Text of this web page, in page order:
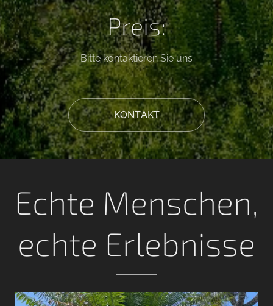
Preis:
Bitte kontaktieren Sie uns
KONTAKT
Echte Menschen,
echte Erlebnisse